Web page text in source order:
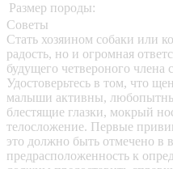
Размер породы:
Советы
Стать хозяином собаки или
радость, но и огромная
будущего четвероного члена
Удостоверьтесь в том, что
малыши активны,
блестящие глазки, мокрый
телосложение. Первые
это должно быть отмечено в
предрасположенность к